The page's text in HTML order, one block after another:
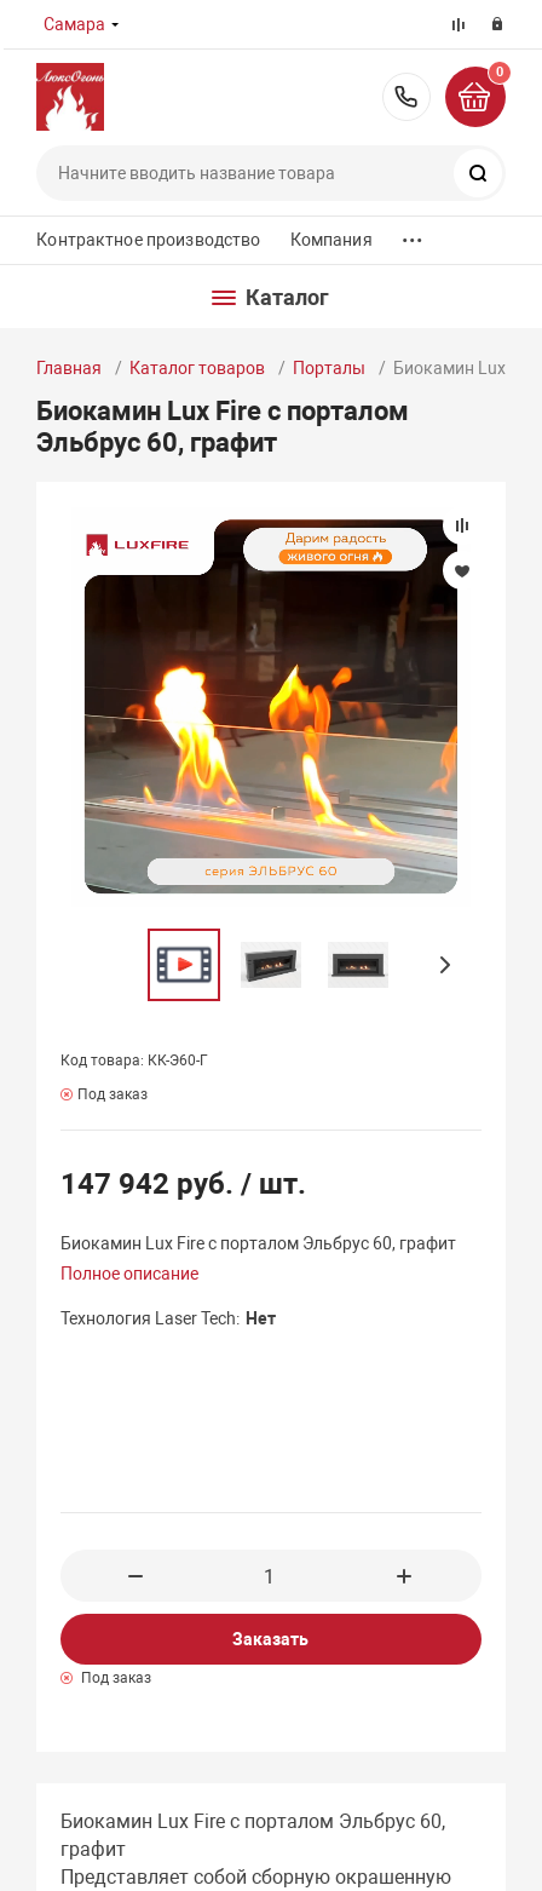
Самара
8 (800)
0
Контрактное производство Компания ...
Каталог
Главная Каталог товаров Порталы Биокамин Lux
Биокамин Lux Fire с порталом
Эльбрус 60, графит
Код товара: КК-Э60-Г
Под заказ
147 942 руб./ шт.
Биокамин Lux Fire с порталом Эльбрус 60, графит
Полное описание
Технология Laser Tech Нет
Заказать
Под заказ
Биокамин Lux Fire с порталом Эльбрус 60,
графит
Представляет собой сборную окрашенную